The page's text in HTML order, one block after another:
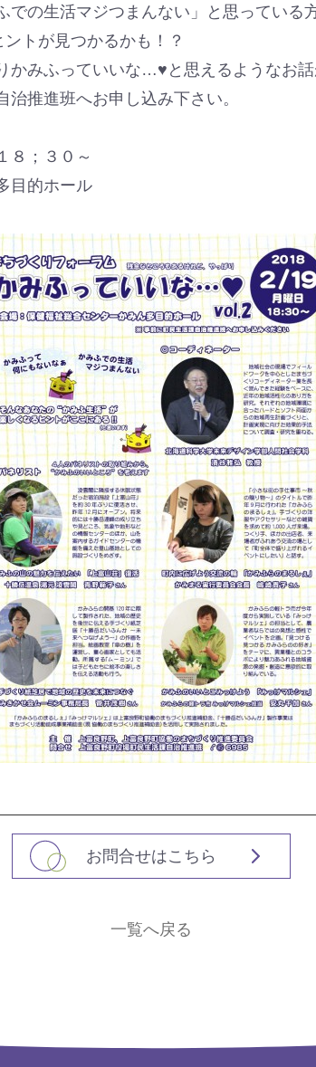
での生活マジつまんない」と思っている
トが見つかるかも！？
みふっていいな…♥と思えるようなお話
推進班へお申し込み下さい。
８；３０～
目的ホール
お問合せはこちら
一覧へ戻る